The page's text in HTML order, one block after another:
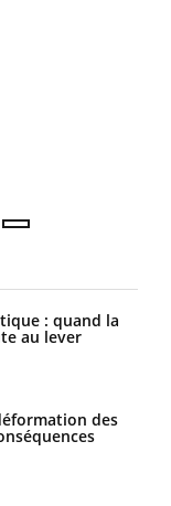
: quand la
au lever
des